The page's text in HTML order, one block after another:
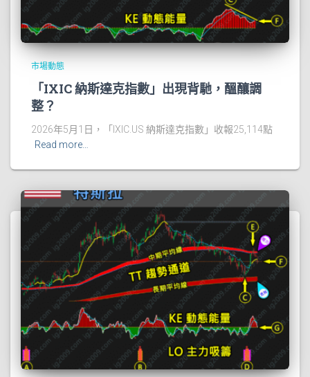
市場動態
「IXIC 納斯達克指數」出現背馳，醞釀調
整？
2026年5月1日，「IXIC.US 納斯達克指數」收報25,114點
Read more…